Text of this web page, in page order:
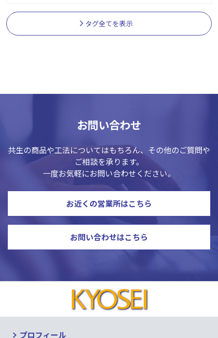
タグ全てを表示
お問い合わせ
共生の商品や工法についてはもちろん、その他のご質問や
ご相談を承ります。
一度お気軽にお問い合わせください。
お近くの営業所はこちら
お問い合わせはこちら
プロフィール